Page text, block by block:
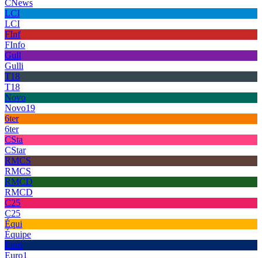
CNews
LCI
LCI
FInf
FInfo
Gull
Gulli
T18
T18
Novo
Novo19
6ter
6ter
CSta
CStar
RMCS
RMCS
RMCD
RMCD
C25
C25
Équi
Équipe
Euro
Euro1